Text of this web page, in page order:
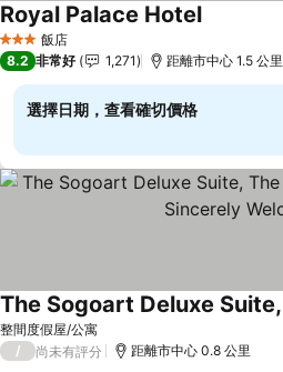
3 星級 飯店
Royal Palace Hotel查看價格
8.2 非常好 1,271 距離市中心 1.5 公里
選擇日期，查看確切價格
整間度假屋/公寓
查看價格
/ 尚未有評分 距離市中心 0.8 公里